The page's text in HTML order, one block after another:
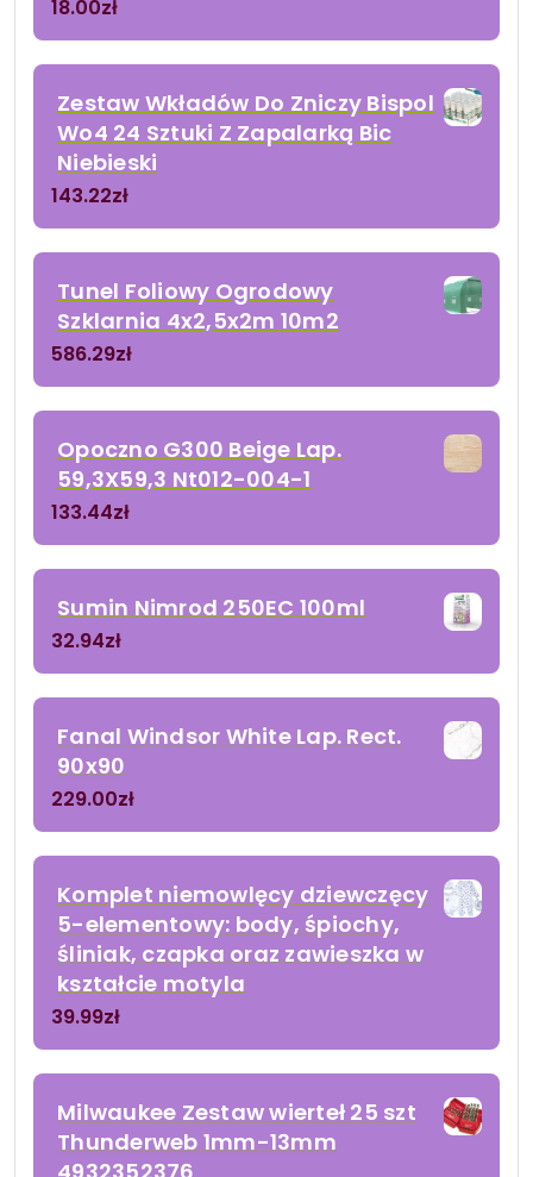
18.00zł
Zestaw Wkładów Do Zniczy Bispol
Wo4 24 Sztuki Z Zapalarką Bic
Niebieski
143.22zł
Tunel Foliowy Ogrodowy
Szklarnia 4x2,5x2m 10m2
586.29zł
Opoczno G300 Beige Lap.
59,3X59,3 Nt012-004-1
133.44zł
Sumin Nimrod 250EC 100ml
32.94zł
Fanal Windsor White Lap. Rect.
90x90
229.00zł
Komplet niemowlęcy dziewczęcy
5-elementowy: body, śpiochy,
śliniak, czapka oraz zawieszka w
kształcie motyla
39.99zł
Milwaukee Zestaw wierteł 25 szt
Thunderweb 1mm-13mm